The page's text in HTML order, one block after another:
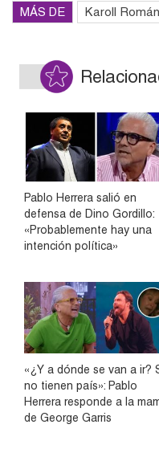
MÁS DE Karoll Román
Pablo Herrera salió en
defensa de Dino Gordillo:
«Probablemente hay una
intención política»
«¿Y a dónde se van a ir?
no tienen país»: Pablo
Herrera responde a la
de George Garris